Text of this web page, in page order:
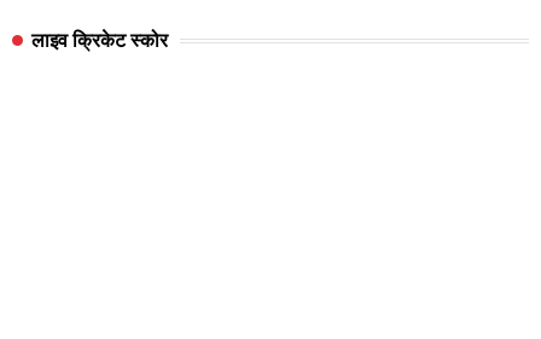
लाइव क्रिकेट स्कोर